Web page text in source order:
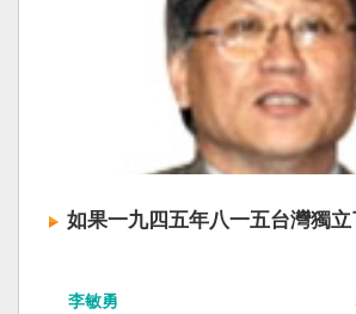
如果一九四五年八一五台灣獨立
李敏勇